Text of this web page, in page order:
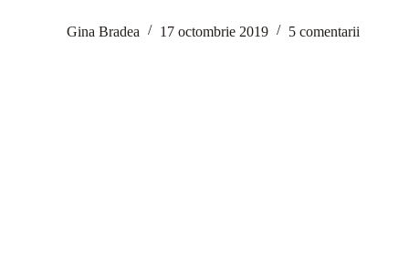
Gina Bradea 17 octombrie 2019 5 comentarii